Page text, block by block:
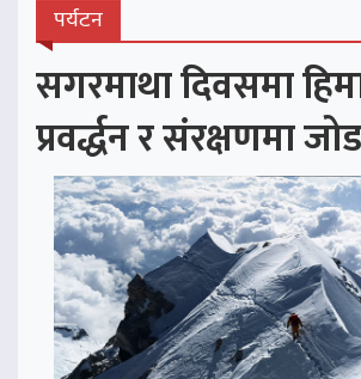
पर्यटन
सगरमाथा दिवसमा
प्रवर्द्धन र संरक्षणमा